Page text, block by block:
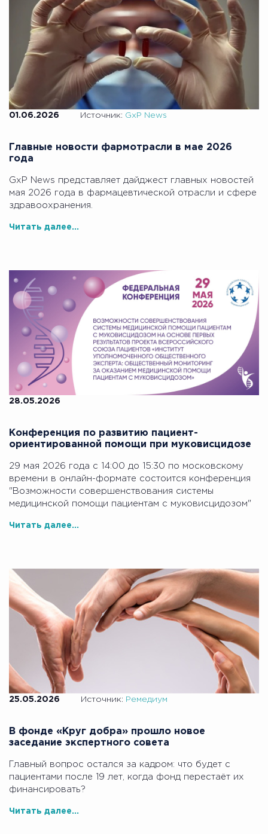
01.06.2026 Источник: GxP News
Главные новости фармотрасли в мае 2026
года
GxP News представляет дайджест главных новостей
мая 2026 года в фармацевтической отрасли и сфере
здравоохранения.
Читать далее...
28.05.2026
Конференция по развитию пациент-
ориентированной помощи при муковисцидозе
29 мая 2026 года с 14:00 до 15:30 по московскому
времени в онлайн-формате состоится конференция
"Возможности совершенствования системы
медицинской помощи пациентам с муковисцидозом"
Читать далее...
25.05.2026 Источник: Ремедиум
В фонде «Круг добра» прошло новое
заседание экспертного совета
Главный вопрос остался за кадром: что будет с
пациентами после 19 лет, когда фонд перестаёт их
финансировать?
Читать далее...